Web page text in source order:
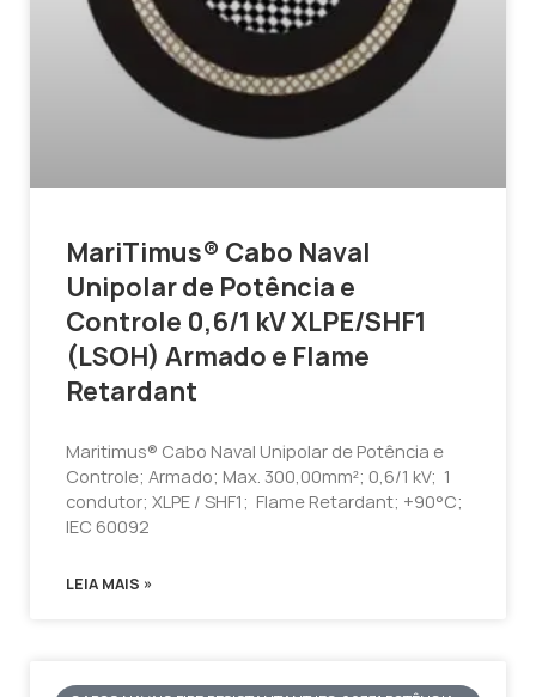
MariTimus® Cabo Naval
Unipolar de Potência e
Controle 0,6/1 kV XLPE/SHF1
(LSOH) Armado e Flame
Retardant
Maritimus® Cabo Naval Unipolar de Potência e
Controle; Armado; Max. 300,00mm²; 0,6/1 kV; 1
condutor; XLPE / SHF1; Flame Retardant; +90°C;
IEC 60092
LEIA MAIS »